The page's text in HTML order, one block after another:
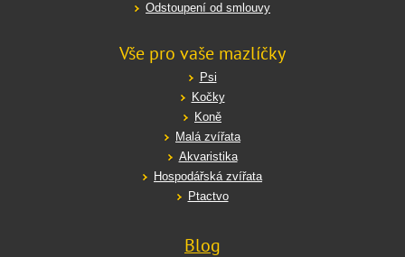
Odstoupení od smlouvy
Vše pro vaše mazlíčky
Psi
Kočky
Koně
Malá zvířata
Akvaristika
Hospodářská zvířata
Ptactvo
Blog